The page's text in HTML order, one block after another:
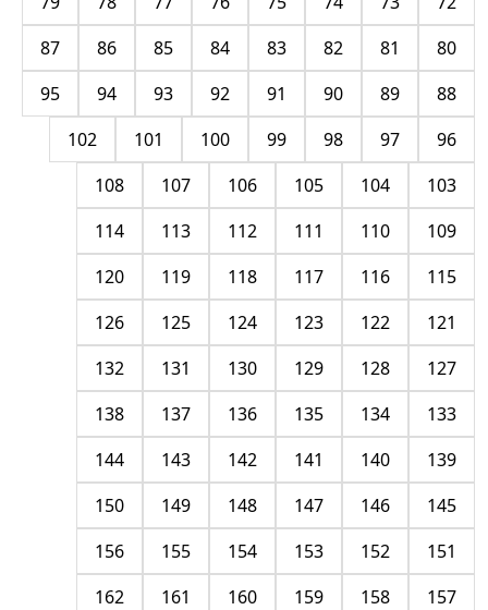
80
81
82
83
84
85
86
87
88
89
90
91
92
93
94
95
96
97
98
99
100
101
102
103
104
105
106
107
108
109
110
111
112
113
114
115
116
117
118
119
120
121
122
123
124
125
126
127
128
129
130
131
132
133
134
135
136
137
138
139
140
141
142
143
144
145
146
147
148
149
150
151
152
153
154
155
156
157
158
159
160
161
162